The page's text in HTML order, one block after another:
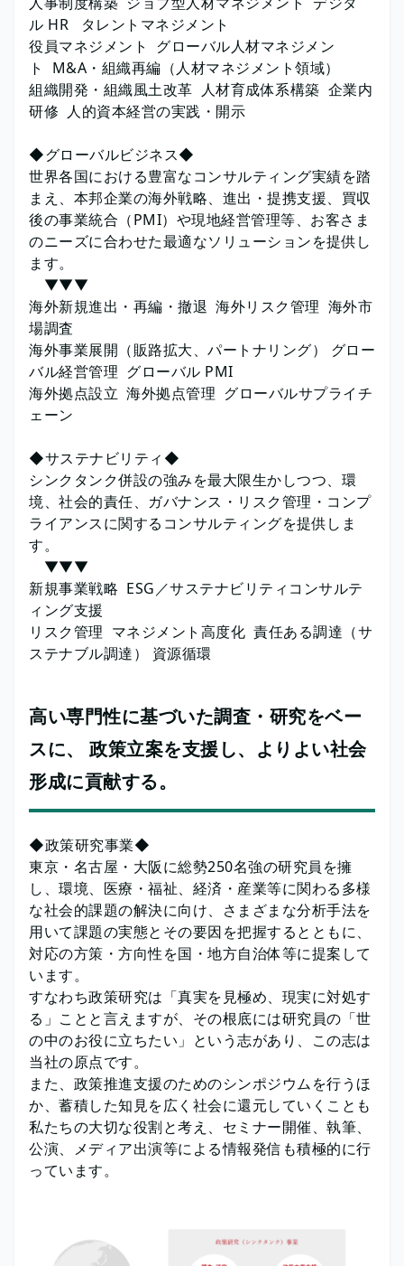
ル HR タレントマネジメント
役員マネジメント グローバル人材マネジメン
ト M&A・組織再編（人材マネジメント領域）
組織開発・組織風土改革 人材育成体系構築 企業内
研修 人的資本経営の実践・開示
◆グローバルビジネス◆
世界各国における豊富なコンサルティング実績を踏
まえ、本邦企業の海外戦略、進出・提携支援、買収
後の事業統合（PMI）や現地経営管理等、お客さま
のニーズに合わせた最適なソリューションを提供し
ます。
▼▼▼
海外新規進出・再編・撤退 海外リスク管理 海外市
場調査
海外事業展開（販路拡大、パートナリング） グロー
バル経営管理 グローバル PMI
海外拠点設立 海外拠点管理 グローバルサプライチ
ェーン
◆サステナビリティ◆
シンクタンク併設の強みを最大限生かしつつ、環
境、社会的責任、ガバナンス・リスク管理・コンプ
ライアンスに関するコンサルティングを提供しま
す。
▼▼▼
新規事業戦略 ESG／サステナビリティコンサルテ
ィング支援
リスク管理 マネジメント高度化 責任ある調達（サ
ステナブル調達） 資源循環
高い専門性に基づいた調査・研究をベー
スに、 政策立案を支援し、よりよい社会
形成に貢献する。
◆政策研究事業◆
東京・名古屋・大阪に総勢250名強の研究員を擁
し、環境、医療・福祉、経済・産業等に関わる多様
な社会的課題の解決に向け、さまざまな分析手法を
用いて課題の実態とその要因を把握するとともに、
対応の方策・方向性を国・地方自治体等に提案して
います。
すなわち政策研究は「真実を見極め、現実に対処す
る」ことと言えますが、その根底には研究員の「世
の中のお役に立ちたい」という志があり、この志は
当社の原点です。
また、政策推進支援のためのシンポジウムを行うほ
か、蓄積した知見を広く社会に還元していくことも
私たちの大切な役割と考え、セミナー開催、執筆、
公演、メディア出演等による情報発信も積極的に行
っています。